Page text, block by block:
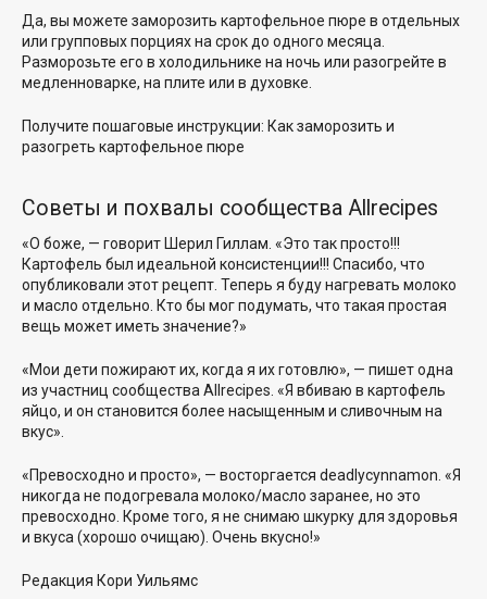
Да, вы можете заморозить картофельное пюре в отдельных
или групповых порциях на срок до одного месяца.
Разморозьте его в холодильнике на ночь или разогрейте в
медленноварке, на плите или в духовке.
Получите пошаговые инструкции: Как заморозить и
разогреть картофельное пюре
Советы и похвалы сообщества Allrecipes
«О боже, — говорит Шерил Гиллам . «Это так просто!!!
Картофель был идеальной консистенции!!! Спасибо, что
опубликовали этот рецепт. Теперь я буду нагревать молоко
и масло отдельно. Кто бы мог подумать, что такая простая
вещь может иметь значение?»
«Мои дети пожирают их, когда я их готовлю», — пишет одна
из участниц сообщества Allrecipes. «Я вбиваю в картофель
яйцо, и он становится более насыщенным и сливочным на
вкус».
«Превосходно и просто», — восторгается deadlycynnamon . «Я
никогда не подогревала молоко/масло заранее, но это
превосходно. Кроме того, я не снимаю шкурку для здоровья
и вкуса (хорошо очищаю). Очень вкусно!»
Редакция Кори Уильямс